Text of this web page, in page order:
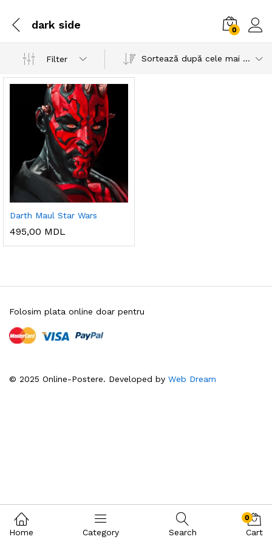
dark side 0
Filter Sortează după cele mai recente
Darth Maul Star Wars
495,00 MDL
© 2025 Online-Postere. Developed by Web Dream
Folosim plata online doar pentru
Home Category Search
0
Cart